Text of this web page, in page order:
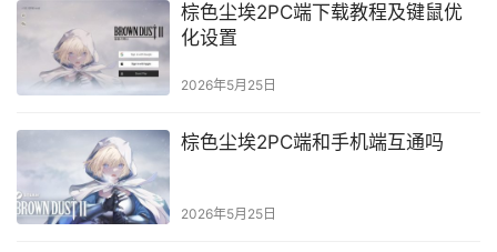
棕色尘埃2PC端下载教程及键鼠优
化设置
2026年5月25日
棕色尘埃2PC端和手机端互通吗
2026年5月25日